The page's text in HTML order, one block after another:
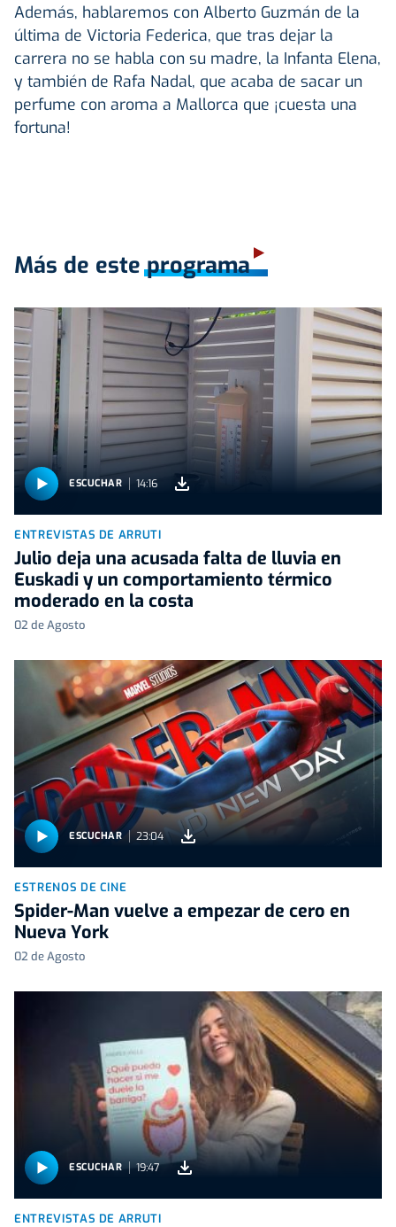
Además, hablaremos con Alberto Guzmán de la
última de Victoria Federica, que tras dejar la
carrera no se habla con su madre, la Infanta Elena,
y también de Rafa Nadal, que acaba de sacar un
perfume con aroma a Mallorca que ¡cuesta una
fortuna!
Más de este programa
ESCUCHAR 14:16
ENTREVISTAS DE ARRUTI
Julio deja una acusada falta de lluvia en
Euskadi y un comportamiento térmico
moderado en la costa
02 de Agosto
ESCUCHAR 23:04
ESTRENOS DE CINE
Spider-Man vuelve a empezar de cero en
Nueva York
02 de Agosto
ESCUCHAR 19:47
ENTREVISTAS DE ARRUTI